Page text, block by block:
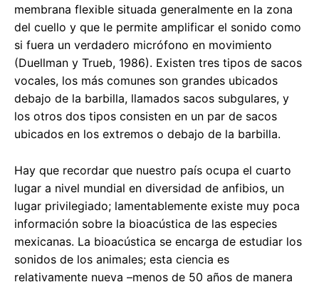
membrana flexible situada generalmente en la zona
del cuello y que le permite amplificar el sonido como
si fuera un verdadero micrófono en movimiento
(Duellman y Trueb, 1986). Existen tres tipos de sacos
vocales, los más comunes son grandes ubicados
debajo de la barbilla, llamados sacos subgulares, y
los otros dos tipos consisten en un par de sacos
ubicados en los extremos o debajo de la barbilla.
Hay que recordar que nuestro país ocupa el cuarto
lugar a nivel mundial en diversidad de anfibios, un
lugar privilegiado; lamentablemente existe muy poca
información sobre la bioacústica de las especies
mexicanas. La bioacústica se encarga de estudiar los
sonidos de los animales; esta ciencia es
relativamente nueva –menos de 50 años de manera